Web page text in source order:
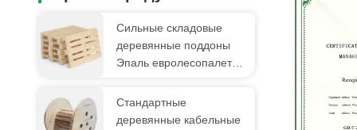
Сильные складовые
деревянные поддоны
Эпаль евролесопалеты
Стандартные
деревянные кабельные